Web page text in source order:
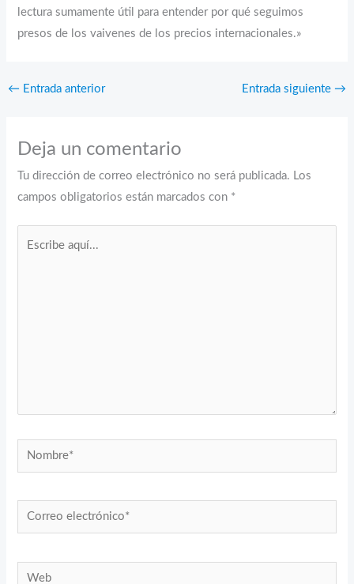
lectura sumamente útil para entender por qué seguimos
presos de los vaivenes de los precios internacionales.»
← Entrada anterior Entrada siguiente →
Deja un comentario
Tu dirección de correo electrónico no será publicada. Los
campos obligatorios están marcados con *
Nombre*
Correo
electrónico*
Web